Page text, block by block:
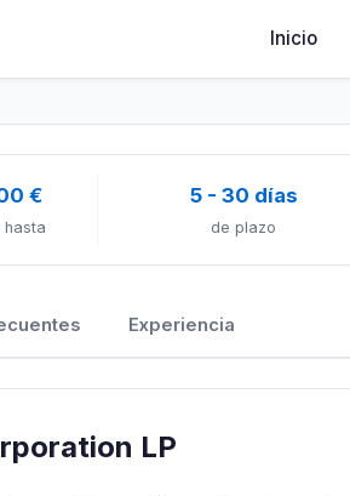
Inicio
€
hasta
5 - 30 días
de plazo
Experiencia
LP